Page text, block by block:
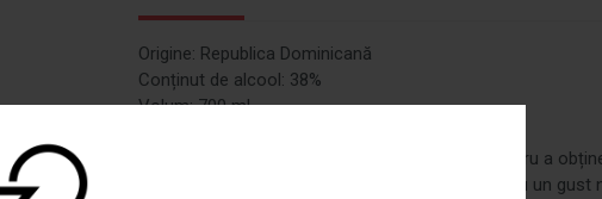
Origine: Republica Dominicană
Conținut de alcool: 38%
Volum: 700 ml
Descriere: Un rom dominican clasic, maturat pentru a
și note subtile de condimente și fructe uscate. Cu un